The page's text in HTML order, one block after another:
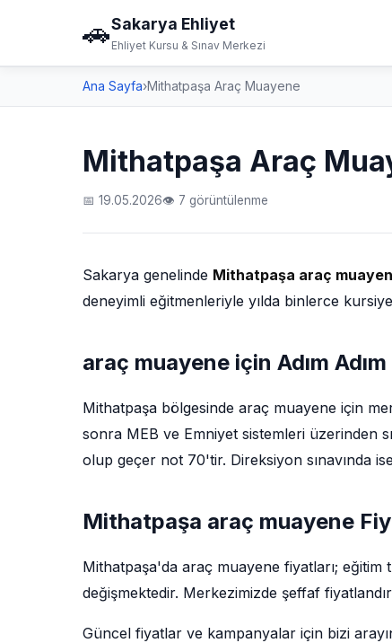
🚗Sakarya Ehliyet
Ehliyet Kursu & Sınav Merkezi
Ana Sayfa›Mithatpaşa Araç Muayene
Mithatpaşa Araç
📅 19.05.2026👁 7 görüntülenme
Sakarya genelinde Mithatpaşa araç
deneyimli eğitmenleriyle yılda binlerce
araç muayene için Adım
Mithatpaşa bölgesinde araç muayene için
sonra MEB ve Emniyet sistemleri üzerinden
olup geçer not 70'tir. Direksiyon sınavında
Mithatpaşa araç muayene
Mithatpaşa'da araç muayene fiyatları;
değişmektedir. Merkezimizde şeffaf
Güncel fiyatlar ve kampanyalar için bizi